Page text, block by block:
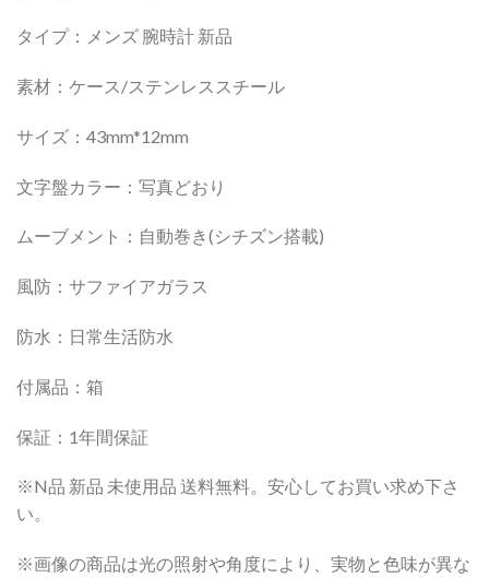
タイプ：メンズ 腕時計 新品
素材：ケース/ステンレススチール
サイズ：43mm*12mm
文字盤カラー：写真どおり
ムーブメント：自動巻き(シチズン搭載)
風防：サファイアガラス
防水：日常生活防水
付属品：箱
保証：1年間保証
※N品 新品 未使用品 送料無料。安心してお買い求め下さ
い。
※画像の商品は光の照射や角度により、実物と色味が異な